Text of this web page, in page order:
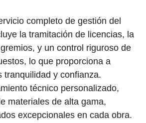
completo de gestión del
la tramitación de licencias, la
y un control riguroso de
lo que proporciona a
tranquilidad y confianza.
técnico personalizado,
materiales de alta gama,
excepcionales en cada obra.